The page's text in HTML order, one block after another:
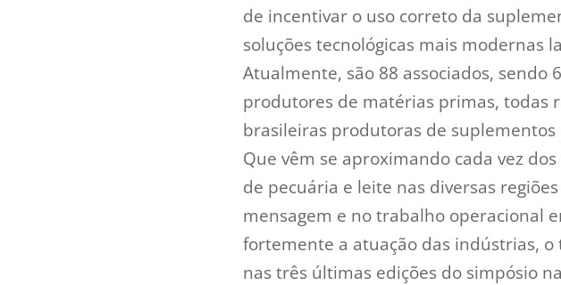
de incentivar o uso correto da
soluções tecnológicas mais modernas
Atualmente, são 88 associados,
produtores de matérias primas, todas
brasileiras produtoras de
Que vêm se aproximando cada vez
de pecuária e leite nas diversas
mensagem e no trabalho operacional
fortemente a atuação das indústrias,
nas três últimas edições do simpósio